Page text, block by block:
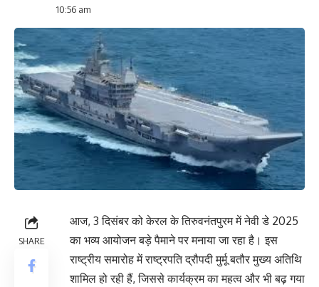
10:56 am
SHARE
आज, 3 दिसंबर को केरल के तिरुवनंतपुरम में नेवी डे 2025
का भव्य आयोजन बड़े पैमाने पर मनाया जा रहा है। इस
राष्ट्रीय समारोह में राष्ट्रपति द्रौपदी मुर्मू बतौर मुख्य अतिथि
शामिल हो रही हैं, जिससे कार्यक्रम का महत्व और भी बढ़ गया